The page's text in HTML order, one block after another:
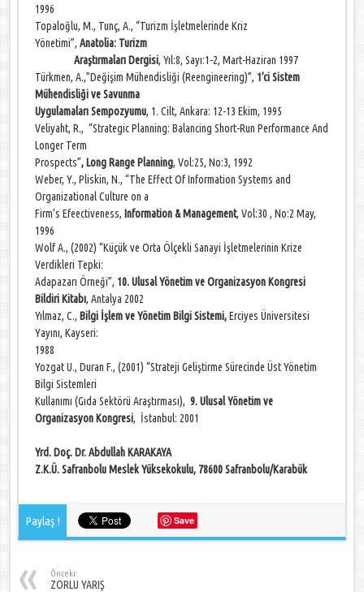
1996
Topaloğlu, M., Tunç, A., “Turizm İşletmelerinde Kriz
Yönetimi”,Anatolia: Turizm
Araştırmaları Dergisi, Yıl:8, Sayı:1-2, Mart-Haziran 1997
Türkmen, A.,”Değişim Mühendisliği (Reengineering)”, 1’ci Sistem
Mühendisliği ve Savunma
Uygulamaları Sempozyumu, 1. Cilt, Ankara: 12-13 Ekim, 1995
Veliyaht, R., “Strategic Planning: Balancing Short-Run Performance And
Longer Term
Prospects”, Long Range Planning, Vol:25, No:3, 1992
Weber, Y., Pliskin, N., “The Effect Of Information Systems and
Organizational Culture on a
Firm’s Efeectiveness, Information & Management, Vol:30 , No:2 May,
1996
Wolf A., (2002) “Küçük ve Orta Ölçekli Sanayi İşletmelerinin Krize
Verdikleri Tepki:
Adapazarı Örneği”, 10. Ulusal Yönetim ve Organizasyon Kongresi
Bildiri Kitabı, Antalya 2002
Yılmaz, C.,Bilgi İşlem ve Yönetim Bilgi Sistemi, Erciyes Üniversitesi
Yayını, Kayseri:
1988
Yozgat U., Duran F., (2001) “Strateji Geliştirme Sürecinde Üst Yönetim
Bilgi Sistemleri
Kullanımı (Gıda Sektörü Araştırması),9. Ulusal Yönetim ve
Organizasyon Kongresi, İstanbul: 2001
Yrd. Doç. Dr. Abdullah KARAKAYA
Z.K.Ü. Safranbolu Meslek Yüksekokulu, 78600 Safranbolu/Karabük
Paylaş ! Save
Önceki:
ZORLU YARIŞ